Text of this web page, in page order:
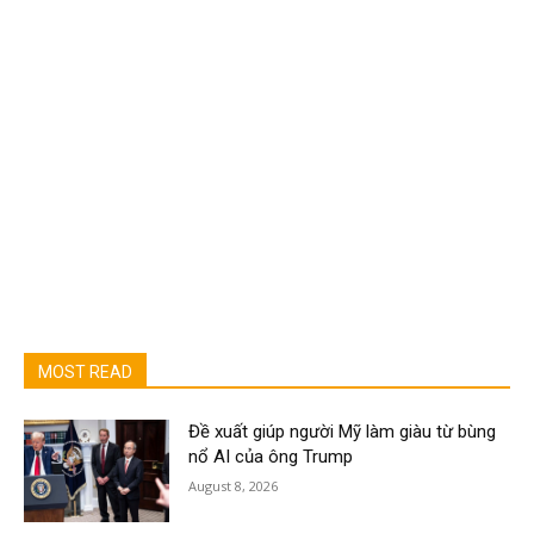
MOST READ
Đề xuất giúp người Mỹ làm giàu từ bùng
nổ AI của ông Trump
August 8, 2026